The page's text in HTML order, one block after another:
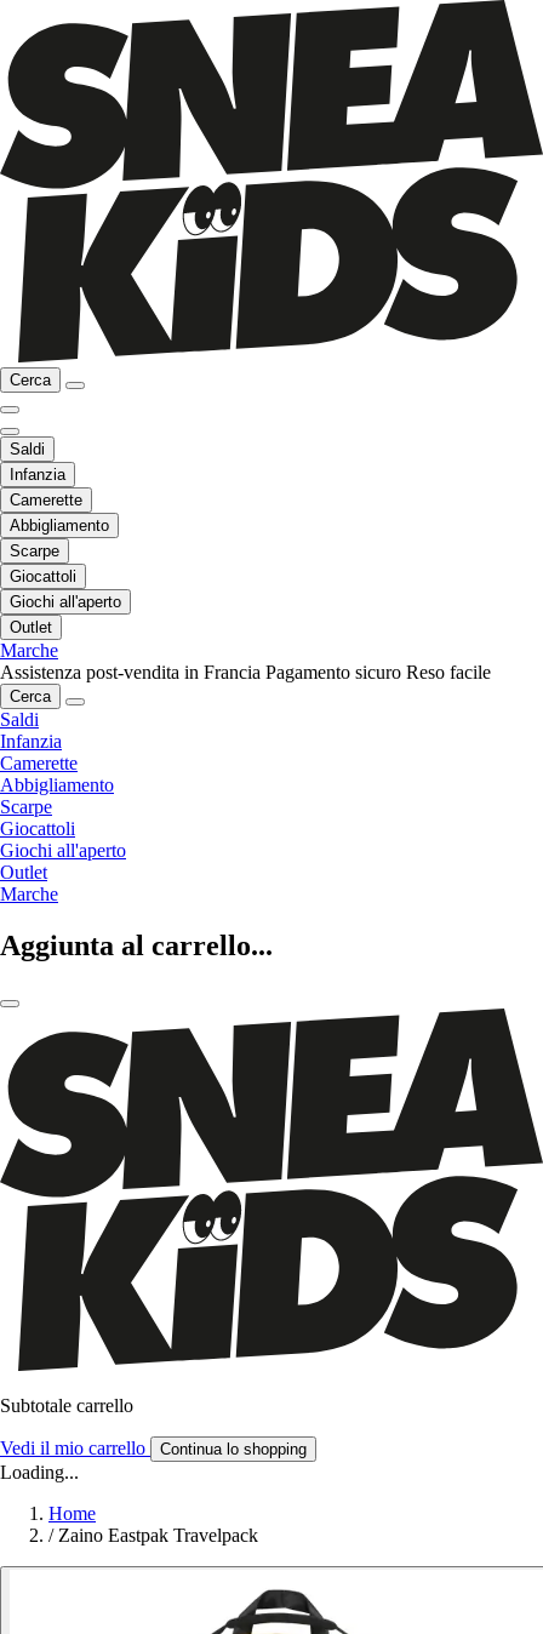
Cerca
Saldi
Infanzia
Camerette
Abbigliamento
Scarpe
Giocattoli
Giochi all'aperto
Outlet
Marche
Assistenza post-vendita in Francia Pagamento sicuro Reso facile
Cerca
Saldi
Infanzia
Camerette
Abbigliamento
Scarpe
Giocattoli
Giochi all'aperto
Outlet
Marche
Aggiunta al carrello...
Subtotale carrello
Vedi il mio carrello Continua lo shopping
Loading...
Home
/ Zaino Eastpak Travelpack